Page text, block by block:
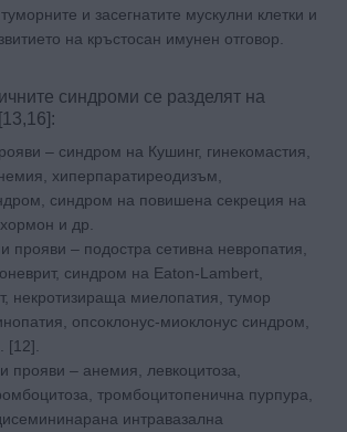
и засегнатите мускулни клетки и
на кръстосан имунен отговор.
синдроми се разделят на
– синдром на Кушинг, гинекомастия,
хиперпаратиреодизъм,
синдром на повишена секреция на
и др.
прояви – подостра сетивна невропатия,
синдром на Eaton-Lambert,
некротизираща миелопатия, тумор
опсоклонус-миоклонус синдром,
[12].
прояви – анемия, левкоцитоза,
тромбоцитопенична пурпура,
интравазална